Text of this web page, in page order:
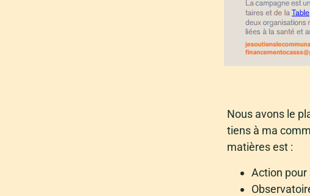
Nous avons le
tiens à ma
matières est :
Action pour